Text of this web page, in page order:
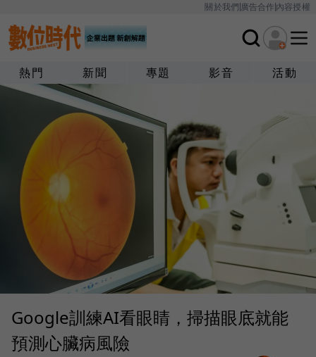
關於我們廣告合作內容授權
熱門 新聞 專題 影音 活動
Google訓練AI看眼睛，掃描眼底就能
預測心臟病風險